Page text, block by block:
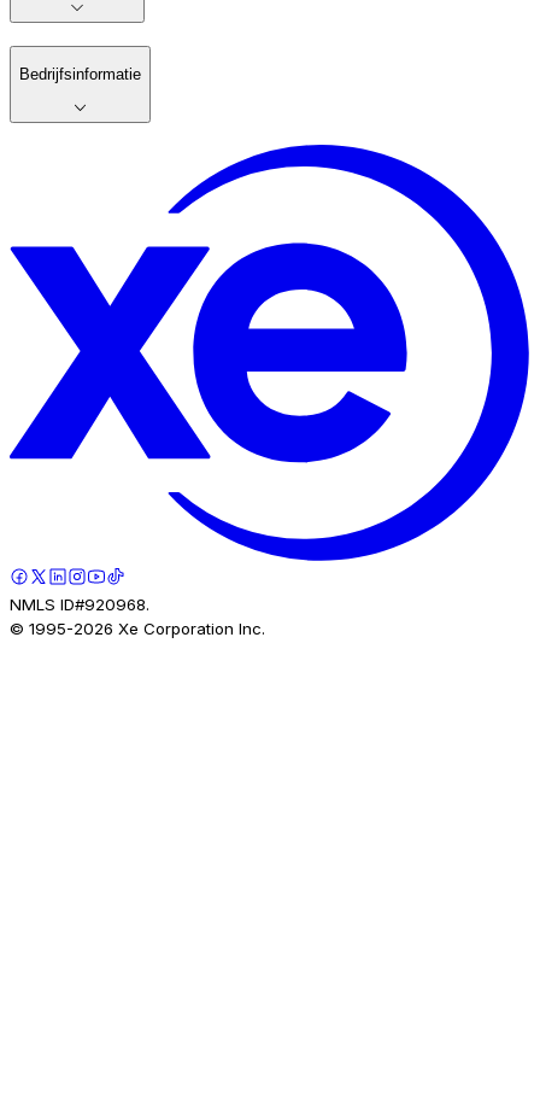
Bedrijfsinformatie
NMLS ID#920968.
© 1995-2026 Xe Corporation Inc.